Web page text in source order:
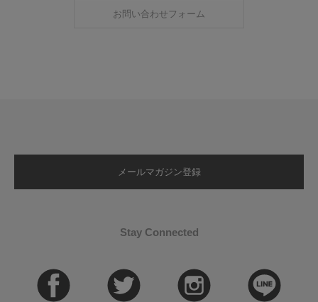
お問い合わせフォーム
メールマガジン登録
Stay Connected